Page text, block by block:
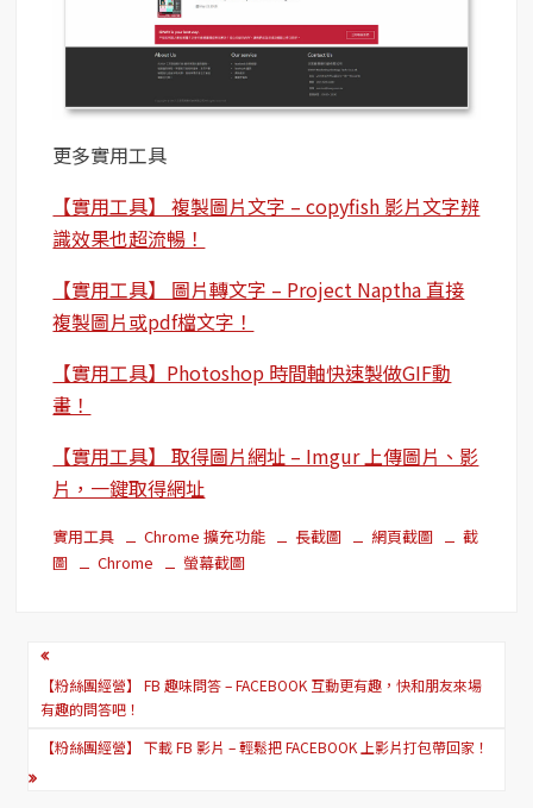
更多實用工具
【實用工具】 複製圖片文字 – copyfish 影片文字辨
識效果也超流暢！
【實用工具】 圖片轉文字 – Project Naptha 直接
複製圖片或pdf檔文字！
【實用工具】Photoshop 時間軸快速製做GIF動
畫！
【實用工具】 取得圖片網址 – Imgur 上傳圖片、影
片，一鍵取得網址
實用工具 Chrome 擴充功能 長截圖 網頁截圖
截
圖
Chrome 螢幕截圖
文
章
導
覽
【粉絲團經營】 FB 趣味問答 – FACEBOOK 互動更有趣，快和朋友來場
有趣的問答吧！
【粉絲團經營】 下載 FB 影片 – 輕鬆把 FACEBOOK 上影片打包帶回家！